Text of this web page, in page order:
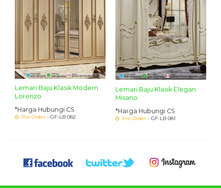
Lemari Baju Klasik Modern
Lorenzo
*Harga Hubungi CS
Pre Order - GF-LB 082
Lemari Baju Klasik Elegan
Misano
*Harga Hubungi CS
Pre Order - GF-LB 081